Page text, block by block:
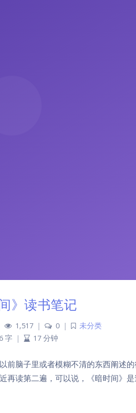
》读书笔记
1,517 | 0 |
未分类
字 | 17 分钟
前脑子里或者模糊不清的东西阐述
再读第二遍，可以说，《暗时间》